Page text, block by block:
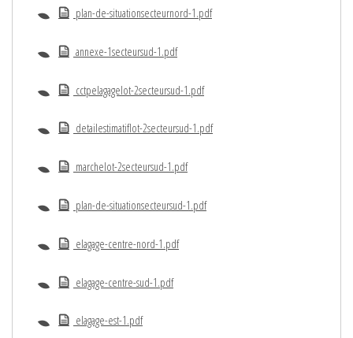
plan-de-situationsecteurnord-1.pdf
annexe-1secteursud-1.pdf
cctpelagagelot-2secteursud-1.pdf
detailestimatiflot-2secteursud-1.pdf
marchelot-2secteursud-1.pdf
plan-de-situationsecteursud-1.pdf
elagage-centre-nord-1.pdf
elagage-centre-sud-1.pdf
elagage-est-1.pdf